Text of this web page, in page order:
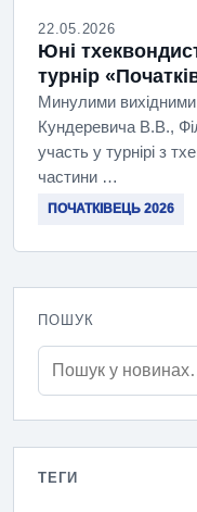
22.05.2026
Юні
турнір
Минулими
Кундеревича В.В.,
участь у турнірі з
частини …
ПОЧАТКІВЕЦЬ 2026
ПОШУК
ТЕГИ